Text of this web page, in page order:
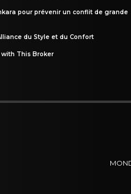
pour prévenir un conflit de grande
du Style et du Confort
This Broker